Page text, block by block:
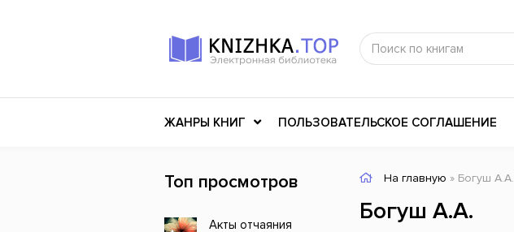
ЖАНРЫ КНИГ
Российское искусство
Медицина и здоровье
ПОЛЬЗОВАТЕЛЬСКОЕ СОГЛАШЕНИЕ
На главную » Богуш А.А.
Богуш А.А.
Топ просмотров
Акты отчаяния